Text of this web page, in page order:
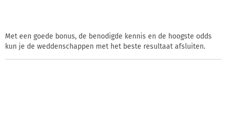
Met een goede bonus, de benodigde kennis en de hoogste odds
kun je de weddenschappen met het beste resultaat afsluiten.